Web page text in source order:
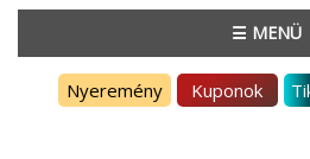
☰ MENÜ
Nyeremény Kuponok